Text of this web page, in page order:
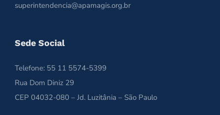
superintendencia@apamagis.org.br
Sede Social
Telefone: 55 11 5574-5399
Rua Dom Diniz 29
CEP 04032-080 – Jd. Luzitânia – São Paulo